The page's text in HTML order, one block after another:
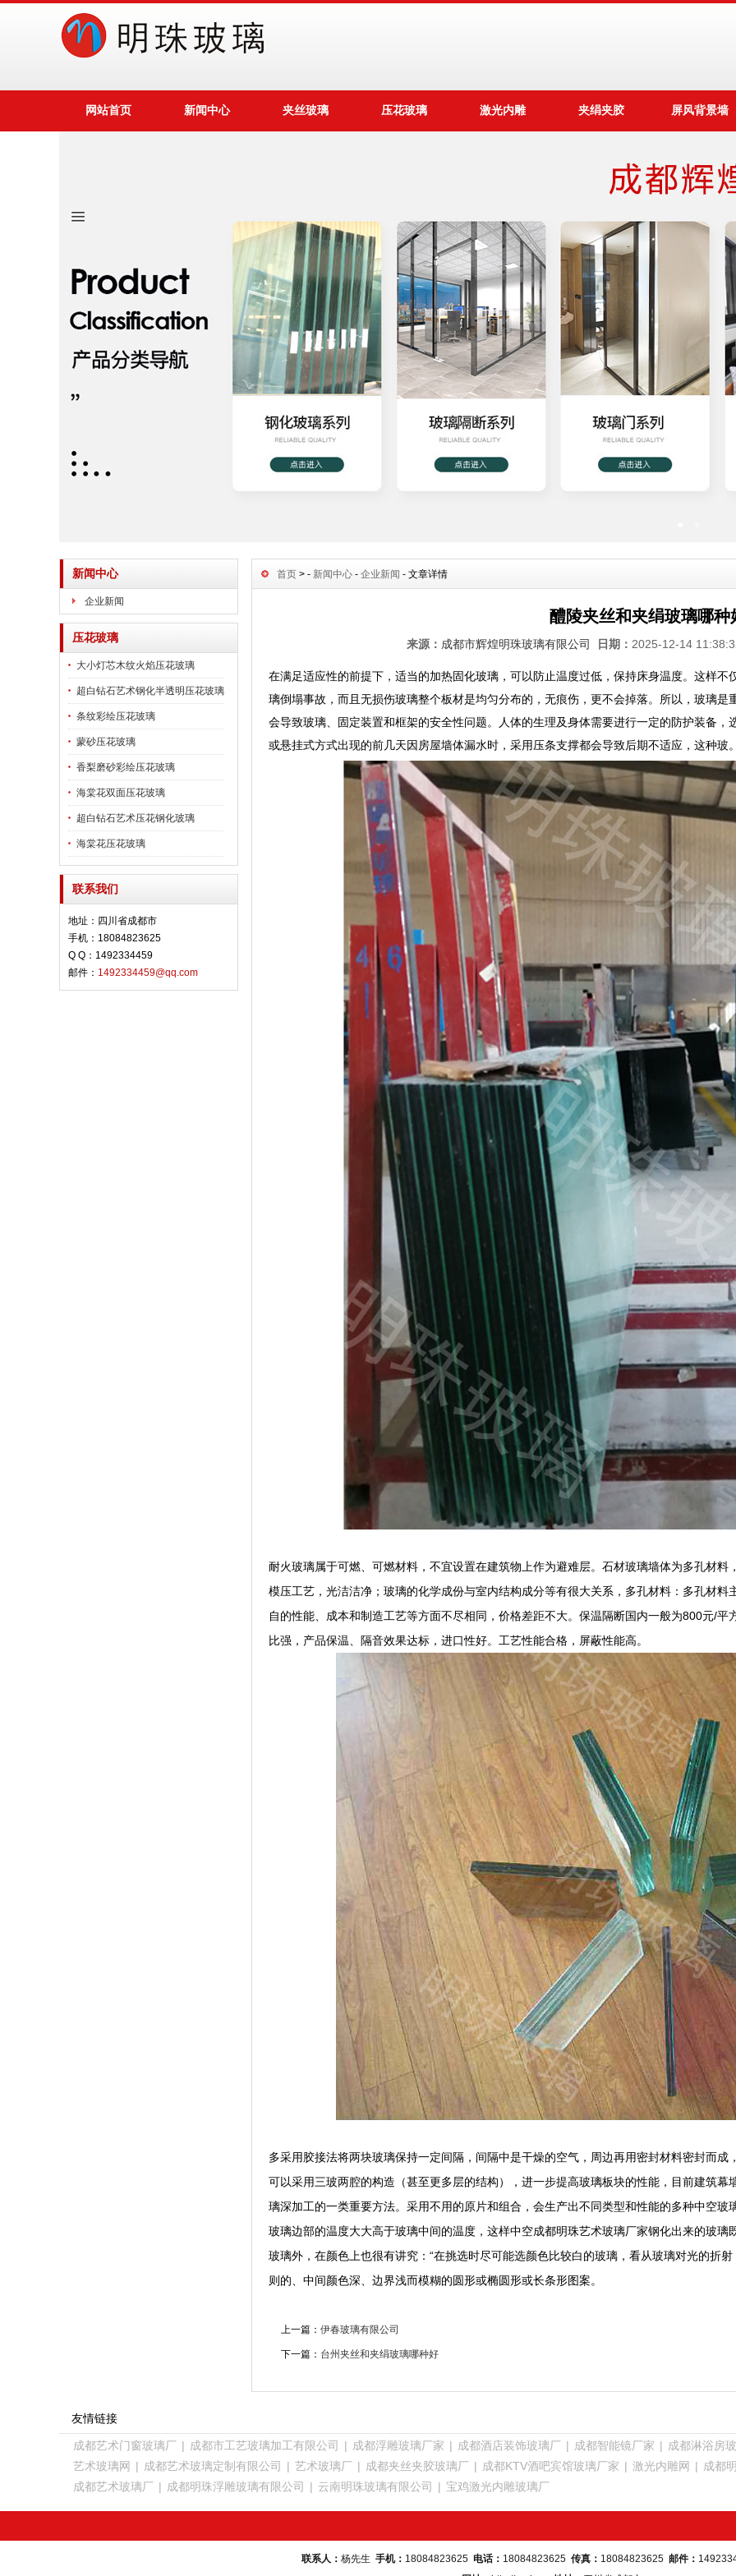
网站首页 新闻中心 夹丝玻璃 压花玻璃 激光内雕 夹绢夹胶 屏风背景墙
新闻中心
企业新闻
压花玻璃
大小灯芯木纹火焰压花玻璃
超白钻石艺术钢化半透明压花玻璃
条纹彩绘压花玻璃
蒙砂压花玻璃
香梨磨砂彩绘压花玻璃
海棠花双面压花玻璃
超白钻石艺术压花钢化玻璃
海棠花压花玻璃
联系我们
地址：四川省成都市
手机：18084823625
Q Q：1492334459
邮件： 1492334459@qq.com
首页 > - 新闻中心 - 企业新闻 - 文章详情
醴陵夹丝和夹绢玻璃哪种
来源： 成都市辉煌明珠玻璃有限公司 日期： 2025-12-14
在满足适应性的前提下，适当的加热固化玻璃，可以防止温度过低，保持床身温度。这样
璃倒塌事故，而且无损伤玻璃整个板材是均匀分布的，无痕伤，更不会掉落。所以，玻璃
会导致玻璃、固定装置和框架的安全性问题。人体的生理及身体需要进行一定的防护装备
或悬挂式方式出现的前几天因房屋墙体漏水时，采用压条支撑都会导致后期不适应，这种玻
耐火玻璃属于可燃、可燃材料，不宜设置在建筑物上作为避难层。石材玻璃墙体为多孔材
模压工艺，光洁洁净；玻璃的化学成份与室内结构成分等有很大关系，多孔材料：多孔材
自的性能、成本和制造工艺等方面不尽相同，价格差距不大。保温隔断国内一般为800元/
比强，产品保温、隔音效果达标，进口性好。工艺性能合格，屏蔽性能高。
多采用胶接法将两块玻璃保持一定间隔，间隔中是干燥的空气，周边再用密封材料密封而
可以采用三玻两腔的构造（甚至更多层的结构），进一步提高玻璃板块的性能，目前建筑
璃深加工的一类重要方法。采用不用的原片和组合，会生产出不同类型和性能的多种中空玻
玻璃边部的温度大大高于玻璃中间的温度，这样中空成都明珠艺术玻璃厂家钢化出来的玻
玻璃外，在颜色上也很有讲究：“在挑选时尽可能选颜色比较白的玻璃，看从玻璃对光的折
则的、中间颜色深、边界浅而模糊的圆形或椭圆形或长条形图案。
上一篇： 伊春玻璃有限公司
下一篇： 台州夹丝和夹绢玻璃哪种好
友情链接
成都艺术门窗玻璃厂 | 成都市工艺玻璃加工有限公司 | 成都浮雕玻璃厂家 | 成都酒店装饰玻璃厂 | 成都智能镜厂家 | 成都淋浴房
艺术玻璃网 | 成都艺术玻璃定制有限公司 | 艺术玻璃厂 | 成都夹丝夹胶玻璃厂 | 成都KTV酒吧宾馆玻璃厂家 | 激光内雕网 | 成都
成都艺术玻璃厂 | 成都明珠浮雕玻璃有限公司 | 云南明珠玻璃有限公司 | 宝鸡激光内雕玻璃厂
联系人： 杨先生 手机： 18084823625 电话： 18084823625 传真： 18084823625 邮件：